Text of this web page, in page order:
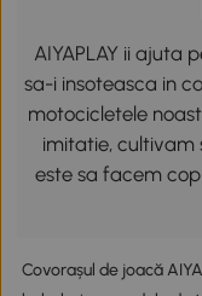
AIYAPLAY ii ajuta
sa-i insoteasca in
motocicletele
imitatie, cultivam
este sa facem
Covorașul de joacă